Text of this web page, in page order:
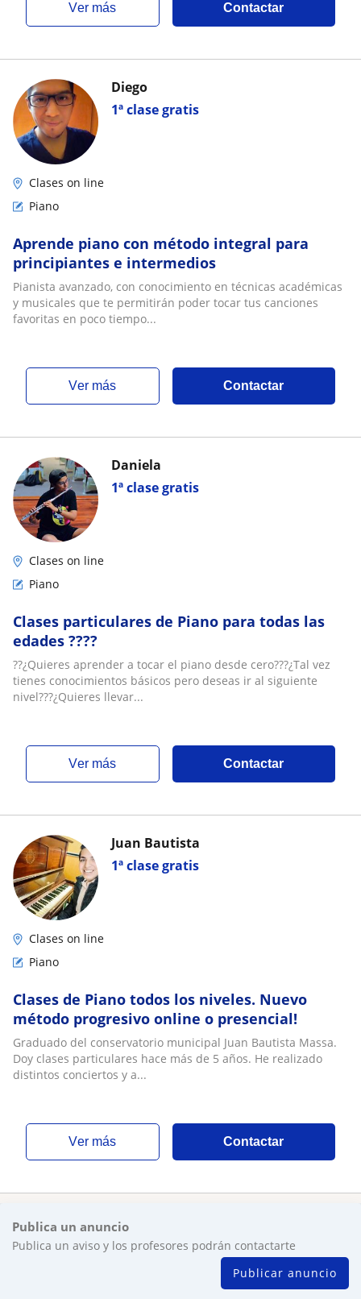
ver más Contactar
1ª clase gratis
Diego
Clases on line
Piano
Aprende piano con método integral para
principiantes e intermedios
Pianista avanzado, con conocimiento en técnicas académicas
y musicales que te permitirán poder tocar tus canciones
favoritas en poco tiempo...
ver más Contactar
1ª clase gratis
Daniela
Clases on line
Piano
Clases particulares de Piano para todas las
edades ????
??¿Quieres aprender a tocar el piano desde cero???¿Tal vez
tienes conocimientos básicos pero deseas ir al siguiente
nivel???¿Quieres llevar...
ver más Contactar
1ª clase gratis
Juan Bautista
Clases on line
Piano
Clases de Piano todos los niveles. Nuevo
método progresivo online o presencial!
Graduado del conservatorio municipal Juan Bautista Massa.
Doy clases particulares hace más de 5 años. He realizado
distintos conciertos y a...
ver más Contactar
Publica un anuncio
Publica un aviso y los profesores podrán contactarte
Publicar anuncio